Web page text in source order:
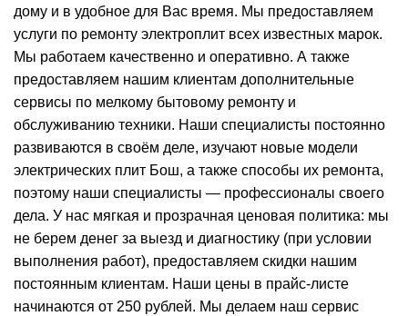
дому и в удобное для Вас время. Мы предоставляем
услуги по ремонту электроплит всех известных марок.
Мы работаем качественно и оперативно. А также
предоставляем нашим клиентам дополнительные
сервисы по мелкому бытовому ремонту и
обслуживанию техники. Наши специалисты постоянно
развиваются в своём деле, изучают новые модели
электрических плит Бош, а также способы их ремонта,
поэтому наши специалисты — профессионалы своего
дела. У нас мягкая и прозрачная ценовая политика: мы
не берем денег за выезд и диагностику (при условии
выполнения работ), предоставляем скидки нашим
постоянным клиентам. Наши цены в прайс-листе
начинаются от 250 рублей. Мы делаем наш сервис